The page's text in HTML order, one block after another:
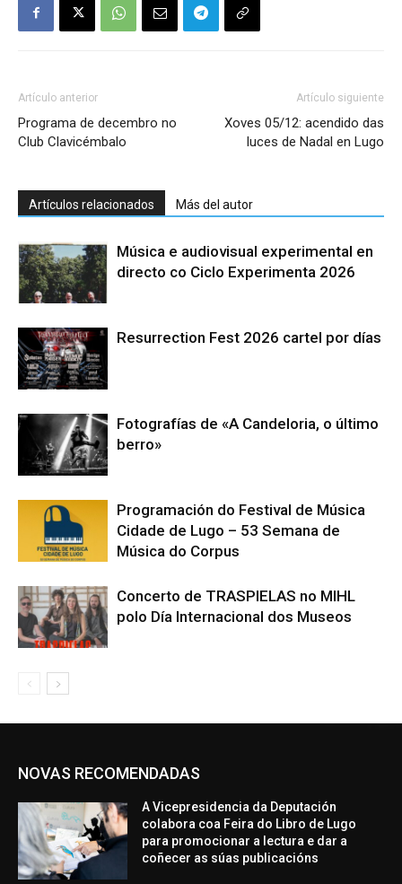
Artículo anterior
Programa de decembro no
Club Clavicémbalo
Artículo siguiente
Xoves 05/12: acendido das
luces de Nadal en Lugo
Artículos relacionados Más del autor
Música e audiovisual experimental en
directo co Ciclo Experimenta 2026
Resurrection Fest 2026 cartel por días
Fotografías de «A Candeloria, o último
berro»
Programación do Festival de Música
Cidade de Lugo – 53 Semana de
Música do Corpus
Concerto de TRASPIELAS no MIHL
polo Día Internacional dos Museos
NOVAS RECOMENDADAS
A Vicepresidencia da Deputación
colabora coa Feira do Libro de Lugo
para promocionar a lectura e dar a
coñecer as súas publicacións